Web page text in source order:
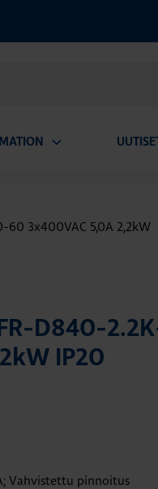
3x400VAC 5,0A 2,2kW
D840-
IP20
Vahvistettu pinnoitus